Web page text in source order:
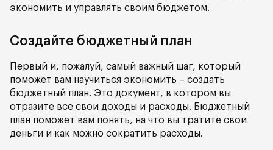
экономить и управлять своим бюджетом.
Создайте бюджетный план
Первый и, пожалуй, самый важный шаг, который
поможет вам научиться экономить – создать
бюджетный план. Это документ, в котором вы
отразите все свои доходы и расходы. Бюджетный
план поможет вам понять, на что вы тратите свои
деньги и как можно сократить расходы.